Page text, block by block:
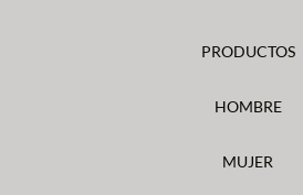
PRODUCTOS
HOMBRE
MUJER